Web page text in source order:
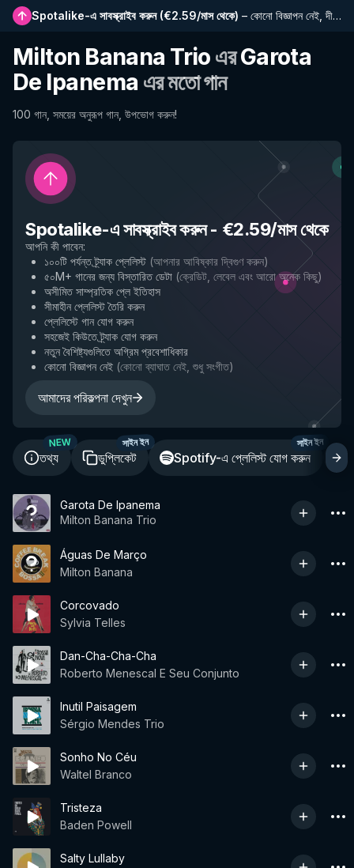
Spotalike-এ সাবস্ক্রাইব করুন(€2.59/মাস থেকে) – কোনো বিজ্ঞাপন নেই, দীর্ঘতর প্লেলিস্ট, সম্পূর্ণ ইতিহাস এবং নতুন বৈশিষ্ট্যে প্রাথমিক প্রবেশাধিকার
Milton Banana Trio এরGarota
De Ipanema এর মতো গান
100 গান, সময়ের অনুরূপ গান, উপভোগ করুন!
Spotalike-এ সাবস্ক্রাইব করুন- €2.59/মাস থেকে
আপনি কী পাবেন:
১০০টি পর্যন্ত ট্র্যাক প্লেলিস্ট (আপনার আবিষ্কার দ্বিগুণ করুন)
৫০M+ গানের জন্য বিস্তারিত ডেটা (ক্রেডিট, লেবেল এবং আরো অনেক কিছু)
অসীমিত সাম্প্রতিক প্লে ইতিহাস
সীমাহীন প্লেলিস্ট তৈরি করুন
প্লেলিস্টে গান যোগ করুন
সহজেই কিউতে ট্র্যাক যোগ করুন
নতুন বৈশিষ্ট্যগুলিতে অগ্রিম প্রবেশাধিকার
কোনো বিজ্ঞাপন নেই (কোনো ব্যাঘাত নেই, শুধু সংগীত)
আমাদের পরিকল্পনা দেখুন
তথ্য
NEW
ডুপ্লিকেট
সাইন ইন
Spotify-এ প্লেলিস্ট যোগ করুন
সাইন ইন
Garota De Ipanema
Milton Banana Trio
Águas De Março
Milton Banana
Corcovado
Sylvia Telles
Dan-Cha-Cha-Cha
Roberto Menescal E Seu Conjunto
Inutil Paisagem
Sérgio Mendes Trio
Sonho No Céu
Waltel Branco
Tristeza
Baden Powell
Salty Lullaby